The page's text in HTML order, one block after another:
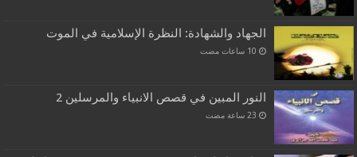
الجهاد والشهادة: النظرة الإسلامية في الموت
النور المبين في قصص الانبياء والمرسلين 2